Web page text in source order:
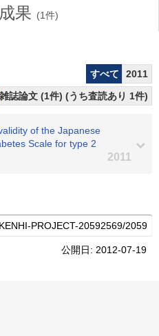
果 (1件)
すべて
2011
雑誌論文 (1件) (うち査読あり 1件)
of the Japanese
Scale for type 2
2011
公開日: 2012-07-19